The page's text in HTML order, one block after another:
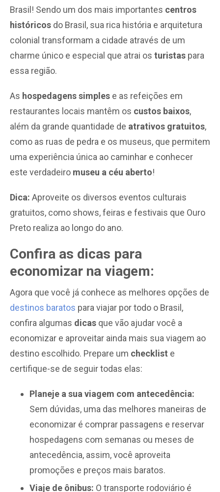
Brasil! Sendo um dos mais importantes centros
históricos do Brasil, sua rica história e arquitetura
colonial transformam a cidade através de um
charme único e especial que atrai os turistas para
essa região.
As hospedagens simples e as refeições em
restaurantes locais mantêm os custos baixos,
além da grande quantidade de atrativos gratuitos,
como as ruas de pedra e os museus, que permitem
uma experiência única ao caminhar e conhecer
este verdadeiro museu a céu aberto!
Dica: Aproveite os diversos eventos culturais
gratuitos, como shows, feiras e festivais que Ouro
Preto realiza ao longo do ano.
Confira as dicas para
economizar na viagem:
Agora que você já conhece as melhores opções de
destinos baratos para viajar por todo o Brasil,
confira algumas dicas que vão ajudar você a
economizar e aproveitar ainda mais sua viagem ao
destino escolhido. Prepare um checklist e
certifique-se de seguir todas elas:
Planeje a sua viagem com antecedência:
Sem dúvidas, uma das melhores maneiras de
economizar é comprar passagens e reservar
hospedagens com semanas ou meses de
antecedência, assim, você aproveita
promoções e preços mais baratos.
Viaje de ônibus: O transporte rodoviário é